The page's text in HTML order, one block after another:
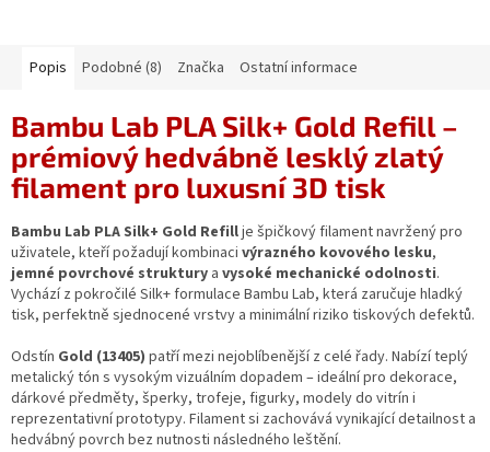
Popis Podobné (8) Značka Ostatní informace
Bambu Lab PLA Silk+ Gold Refill –
prémiový hedvábně lesklý zlatý
filament pro luxusní 3D tisk
Bambu Lab PLA Silk+ Gold Refillje špičkový filament navržený pro
uživatele, kteří požadují kombinaci výrazného kovového lesku,
jemné povrchové struktury a vysoké mechanické odolnosti.
Vychází z pokročilé Silk+ formulace Bambu Lab, která zaručuje hladký
tisk, perfektně sjednocené vrstvy a minimální riziko tiskových defektů.
Odstín Gold (13405) patří mezi nejoblíbenější z celé řady. Nabízí teplý
metalický tón s vysokým vizuálním dopadem – ideální pro dekorace,
dárkové předměty, šperky, trofeje, figurky, modely do vitrín i
reprezentativní prototypy. Filament si zachovává vynikající detailnost a
hedvábný povrch bez nutnosti následného leštění.